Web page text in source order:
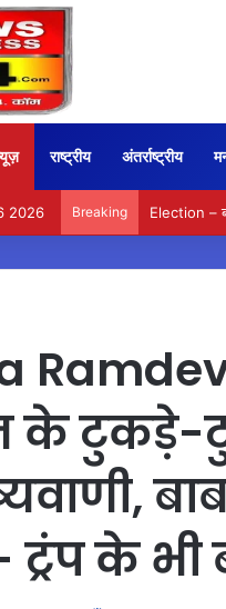
राष्ट्रीय अंतर्राष्ट्रीय
2026 Breaking Election –
के टुकड़े-
ट्रंप के